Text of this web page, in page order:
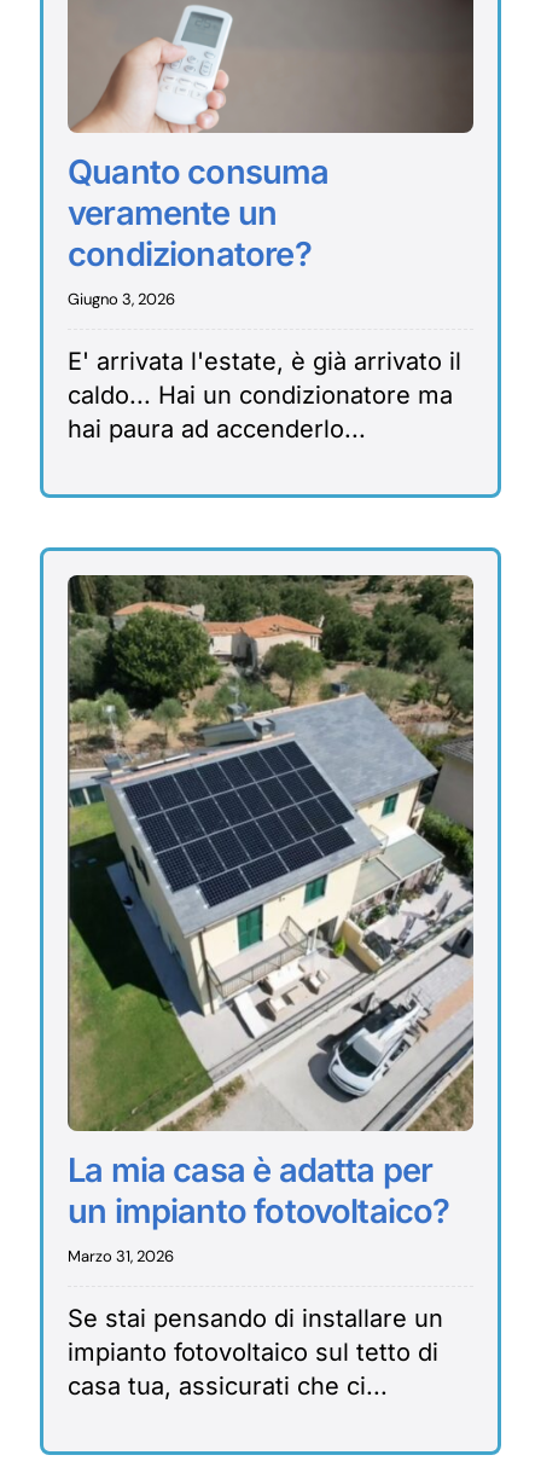
Quanto consuma
veramente un
condizionatore?
Giugno 3, 2026
E' arrivata l'estate, è già arrivato il
caldo... Hai un condizionatore ma
hai paura ad accenderlo...
La mia casa è adatta per
un impianto fotovoltaico?
Marzo 31, 2026
Se stai pensando di installare un
impianto fotovoltaico sul tetto di
casa tua, assicurati che ci...